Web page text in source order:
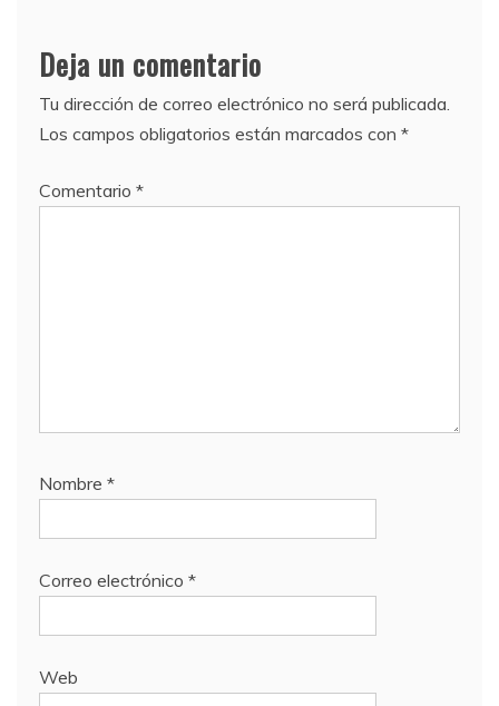
Deja un comentario
Tu dirección de correo electrónico no será publicada.
Los campos obligatorios están marcados con *
Comentario *
Nombre *
Correo electrónico *
Web